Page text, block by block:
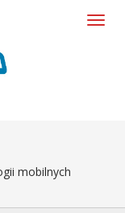
mobilnych